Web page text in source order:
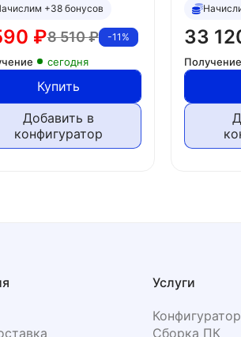
+38 бонусов
-11%
8 510₽
₽
сегодня
Купить
Добавить в
конфигуратор
33
Получение
Услуги
Конфигуратор
Сборка ПК